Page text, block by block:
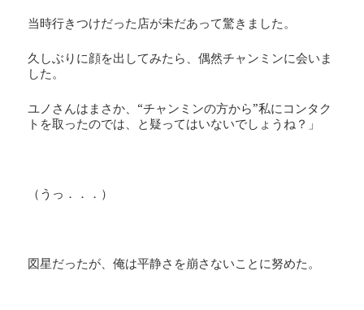
当時行きつけだった店が未だあって驚きました。
久しぶりに顔を出してみたら、偶然チャンミンに会いま
した。
ユノさんはまさか、“チャンミンの方から”私にコンタク
トを取ったのでは、と疑ってはいないでしょうね？」
（うっ．．．）
図星だったが、俺は平静さを崩さないことに努めた。